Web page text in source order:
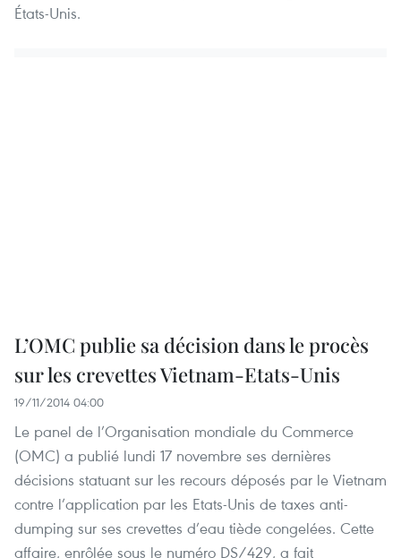
États-Unis.
L’OMC publie sa décision dans le procès
sur les crevettes Vietnam-Etats-Unis
19/11/2014 04:00
Le panel de l’Organisation mondiale du Commerce
(OMC) a publié lundi 17 novembre ses dernières
décisions statuant sur les recours déposés par le Vietnam
contre l’application par les Etats-Unis de taxes anti-
dumping sur ses crevettes d’eau tiède congelées. Cette
affaire, enrôlée sous le numéro DS/429, a fait